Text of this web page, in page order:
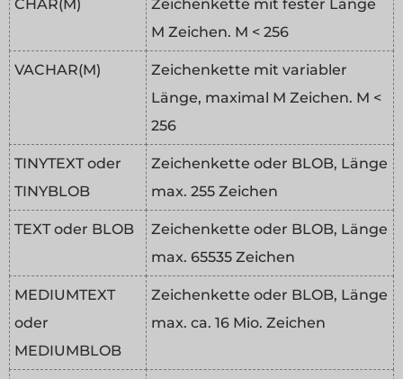
CHAR(M)
Zeichenkette mit fester Länge
M Zeichen. M < 256
VACHAR(M)
Zeichenkette mit variabler
Länge, maximal M Zeichen. M <
256
TINYTEXT oder
TINYBLOB
Zeichenkette oder BLOB, Länge
max. 255 Zeichen
TEXT oder BLOB
Zeichenkette oder BLOB, Länge
max. 65535 Zeichen
MEDIUMTEXT
oder
MEDIUMBLOB
Zeichenkette oder BLOB, Länge
max. ca. 16 Mio. Zeichen